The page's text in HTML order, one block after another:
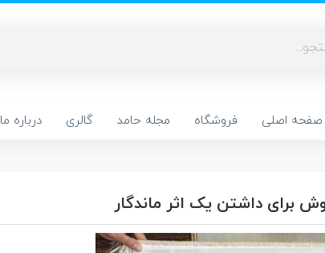
صفحه اصلی فروشگاه مجله حامد گالری درباره ما
برای داشتن یک اثر ماندگار